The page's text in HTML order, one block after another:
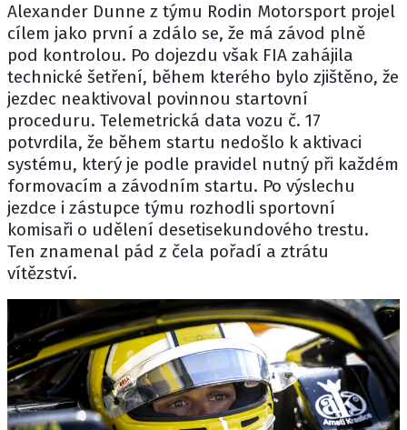
Alexander Dunne z týmu Rodin Motorsport projel
cílem jako první a zdálo se, že má závod plně
pod kontrolou. Po dojezdu však FIA zahájila
technické šetření, během kterého bylo zjištěno, že
jezdec neaktivoval povinnou startovní
proceduru. Telemetrická data vozu č. 17
potvrdila, že během startu nedošlo k aktivaci
systému, který je podle pravidel nutný při každém
formovacím a závodním startu. Po výslechu
jezdce i zástupce týmu rozhodli sportovní
komisaři o udělení desetisekundového trestu.
Ten znamenal pád z čela pořadí a ztrátu
vítězství.